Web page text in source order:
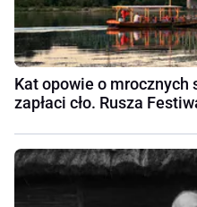
Kat opowie o mrocznych
zapłaci cło. Rusza